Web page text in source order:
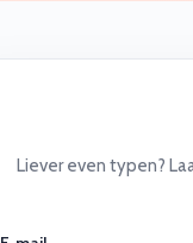
Liever even typen?